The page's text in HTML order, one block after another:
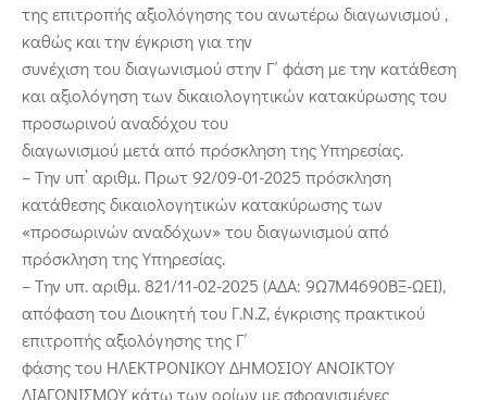
της επιτροπής αξιολόγησης του ανωτέρω διαγωνισμού ,
καθώς και την έγκριση για την
συνέχιση του διαγωνισμού στην Γ΄ φάση με την κατάθεση
και αξιολόγηση των δικαιολογητικών κατακύρωσης του
προσωρινού αναδόχου του
διαγωνισμού μετά από πρόσκληση της Υπηρεσίας.
– Την υπ’ αριθμ. Πρωτ 92/09-01-2025 πρόσκληση
κατάθεσης δικαιολογητικών κατακύρωσης των
«προσωρινών αναδόχων» του διαγωνισμού από
πρόσκληση της Υπηρεσίας.
– Την υπ. αριθμ. 821/11-02-2025 (ΑΔΑ: 9Ω7Μ4690ΒΞ-ΩΕΙ),
απόφαση του Διοικητή του Γ.Ν.Ζ, έγκρισης πρακτικού
επιτροπής αξιολόγησης της Γ΄
φάσης του ΗΛΕΚΤΡΟΝΙΚΟΥ ΔΗΜΟΣΙΟΥ ΑΝΟΙΚΤΟΥ
ΔΙΑΓΩΝΙΣΜΟΥ κάτω των ορίων με σφραγισμένες